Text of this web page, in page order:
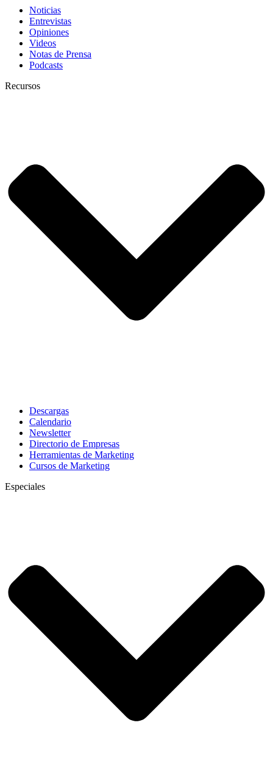
Noticias
Entrevistas
Opiniones
Videos
Notas de Prensa
Podcasts
Recursos
Descargas
Calendario
Newsletter
Directorio de Empresas
Herramientas de Marketing
Cursos de Marketing
Especiales